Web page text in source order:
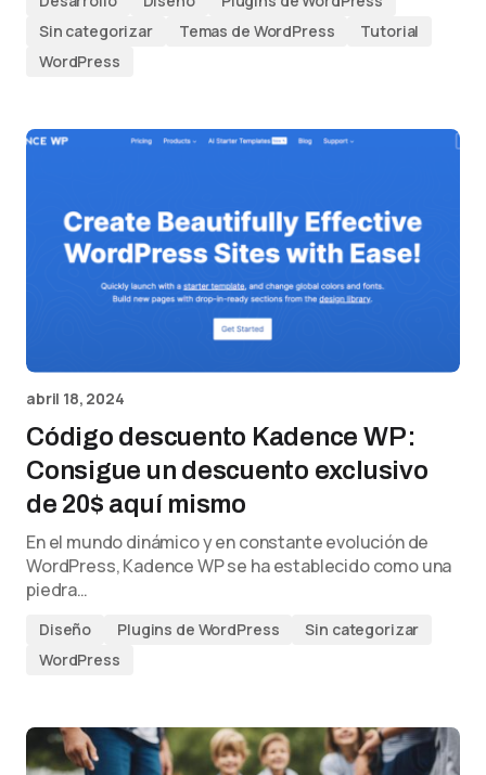
Sin categorizar
Temas de WordPress
Tutorial
WordPress
abril 18, 2024
Código descuento Kadence WP:
Consigue un descuento exclusivo
de 20$ aquí mismo
En el mundo dinámico y en constante evolución de
WordPress, Kadence WP se ha establecido como una
piedra…
Diseño Plugins de WordPress
Sin categorizar
WordPress